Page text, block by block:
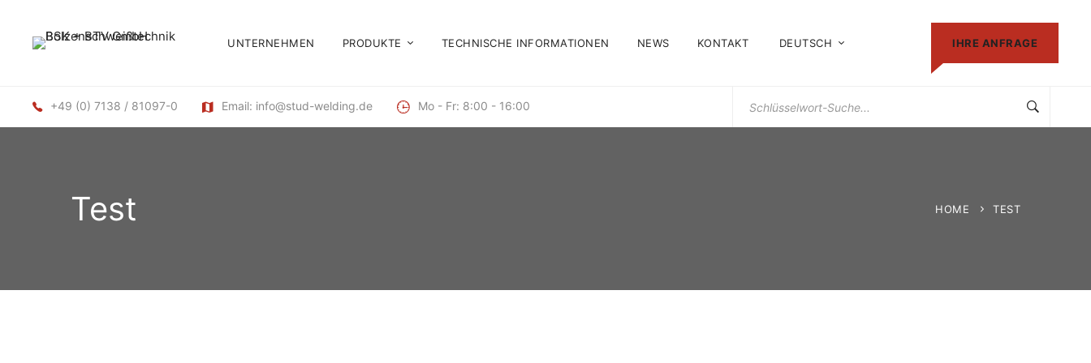
UNTERNEHMEN PRODUKTE TECHNISCHE INFORMATIONEN NEWS KONTAKT DEUTSCH IHRE ANFRAGE
+49 (0) 7138 / 81097-0 Email: info@stud-welding.de Mo - Fr: 8:00 - 16:00
Sie
Test HOME TEST